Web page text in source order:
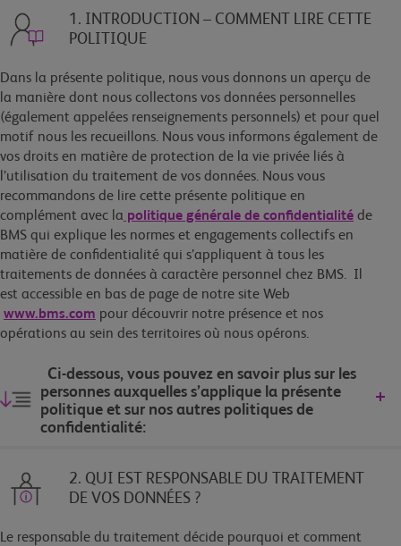
1. INTRODUCTION – COMMENT LIRE CETTE
POLITIQUE
Dans la présente politique, nous vous donnons un aperçu de
la manière dont nous collectons vos données personnelles
(également appelées renseignements personnels) et pour quel
motif nous les recueillons. Nous vous informons également de
vos droits en matière de protection de la vie privée liés à
l’utilisation du traitement de vos données. Nous vous
recommandons de lire cette présente politique en
complément avec la politique générale de confidentialité de
BMS qui explique les normes et engagements collectifs en
matière de confidentialité qui s’appliquent à tous les
traitements de données à caractère personnel chez BMS. Il
est accessible en bas de page de notre site Web
www.bms.com pour découvrir notre présence et nos
opérations au sein des territoires où nous opérons.
Ci-dessous, vous pouvez en savoir plus sur les
personnes auxquelles s’applique la présente
politique et sur nos autres politiques de
confidentialité:
2. QUI EST RESPONSABLE DU TRAITEMENT
DE VOS DONNÉES ?
Le responsable du traitement décide pourquoi et comment